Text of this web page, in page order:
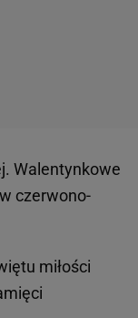
Walentynkowe
czerwono-
miłości